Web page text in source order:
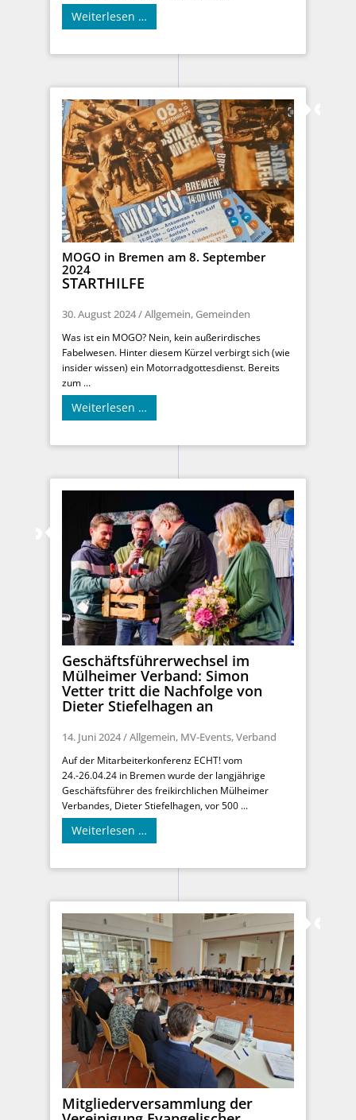
Weiterlesen …
MOGO in Bremen am 8. September
2024
STARTHILFE
30. August 2024/Allgemein, Gemeinden
Was ist ein MOGO? Nein, kein außerirdisches
Fabelwesen. Hinter diesem Kürzel verbirgt sich (wie
insider wissen) ein Motorradgottesdienst. Bereits
zum ...
Weiterlesen …
Geschäftsführerwechsel im
Mülheimer Verband: Simon
Vetter tritt die Nachfolge von
Dieter Stiefelhagen an
14. Juni 2024/Allgemein, MV-Events,Verband
Auf der Mitarbeiterkonferenz ECHT! vom
24.-26.04.24 in Bremen wurde der langjährige
Geschäftsführer des freikirchlichen Mülheimer
Verbandes, Dieter Stiefelhagen, vor 500 ...
Weiterlesen …
Mitgliederversammlung der